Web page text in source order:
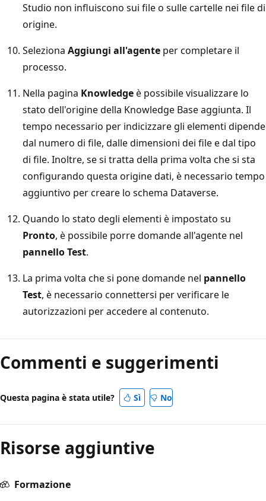
Studio non influiscono sui file o sulle cartelle nei file di
origine.
Seleziona Aggiungi all'agente per completare il
processo.
Nella pagina Knowledgeè possibile visualizzare lo
stato dell'origine della Knowledge Base aggiunta. Il
tempo necessario per indicizzare gli elementi dipende
dal numero di file, dalle dimensioni dei file e dal tipo
di file. Inoltre, se si tratta della prima volta che si sta
configurando questa origine dati, è necessario tempo
aggiuntivo per creare lo schema Dataverse.
Quando lo stato degli elementi è impostato su
Pronto, è possibile porre domande all'agente nel
pannello Test.
La prima volta che si pone domande nel pannello
Test, è necessario connettersi per verificare le
autorizzazioni per accedere al contenuto.
Commenti e suggerimenti
Questa pagina è stata utile? Sì No
Risorse aggiuntive
Formazione